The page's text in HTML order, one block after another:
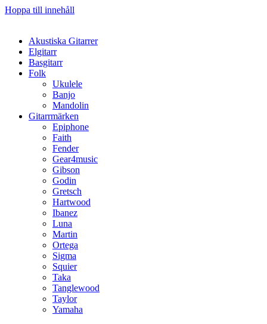
Hoppa till innehåll
Akustiska Gitarrer
Elgitarr
Basgitarr
Folk
Ukulele
Banjo
Mandolin
Gitarrmärken
Epiphone
Faith
Fender
Gear4music
Gibson
Godin
Gretsch
Hartwood
Ibanez
Luna
Martin
Ortega
Sigma
Squier
Taka
Tanglewood
Taylor
Yamaha